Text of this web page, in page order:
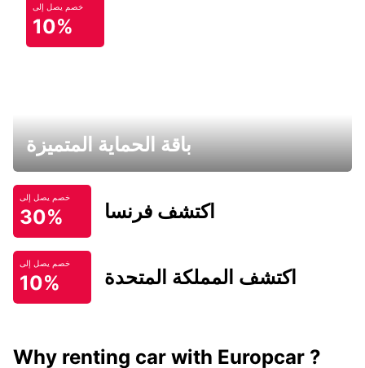
خصم يصل إلى
10%
باقة الحماية المتميزة
خصم يصل إلى
30% اكتشف فرنسا
خصم يصل إلى
10% اكتشف المملكة المتحدة
Why renting car with Europcar ?